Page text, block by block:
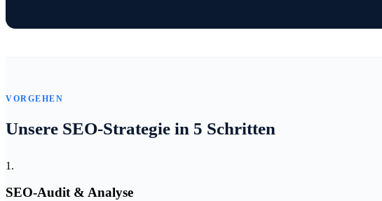
VORGEHEN
Unsere SEO-Strategie in 5 Schritten
1.
SEO-Audit & Analyse